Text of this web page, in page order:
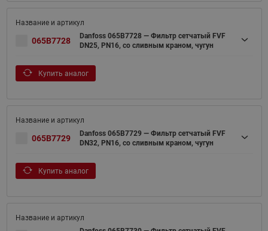
065B7728
Danfoss 065B7728 — Фильтр сетчатый FVF
DN25, PN16, со сливным краном, чугун
Купить аналог
065B7729
Danfoss 065B7729 — Фильтр сетчатый FVF
DN32, PN16, со сливным краном, чугун
Купить аналог